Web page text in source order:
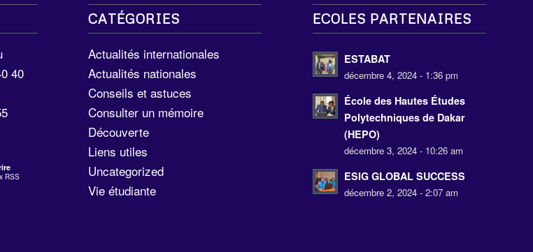
40
RSS
CATÉGORIES
Actualités internationales
Actualités nationales
Conseils et astuces
Consulter un mémoire
Découverte
Liens utiles
Uncategorized
Vie étudiante
ECOLES PARTENAIRES
ESTABAT
décembre 4, 2024 - 1:36 pm
École des Hautes Études
Polytechniques de Dakar
(HEPO)
décembre 3, 2024 - 10:26 am
ESIG GLOBAL SUCCESS
décembre 2, 2024 - 2:07 am